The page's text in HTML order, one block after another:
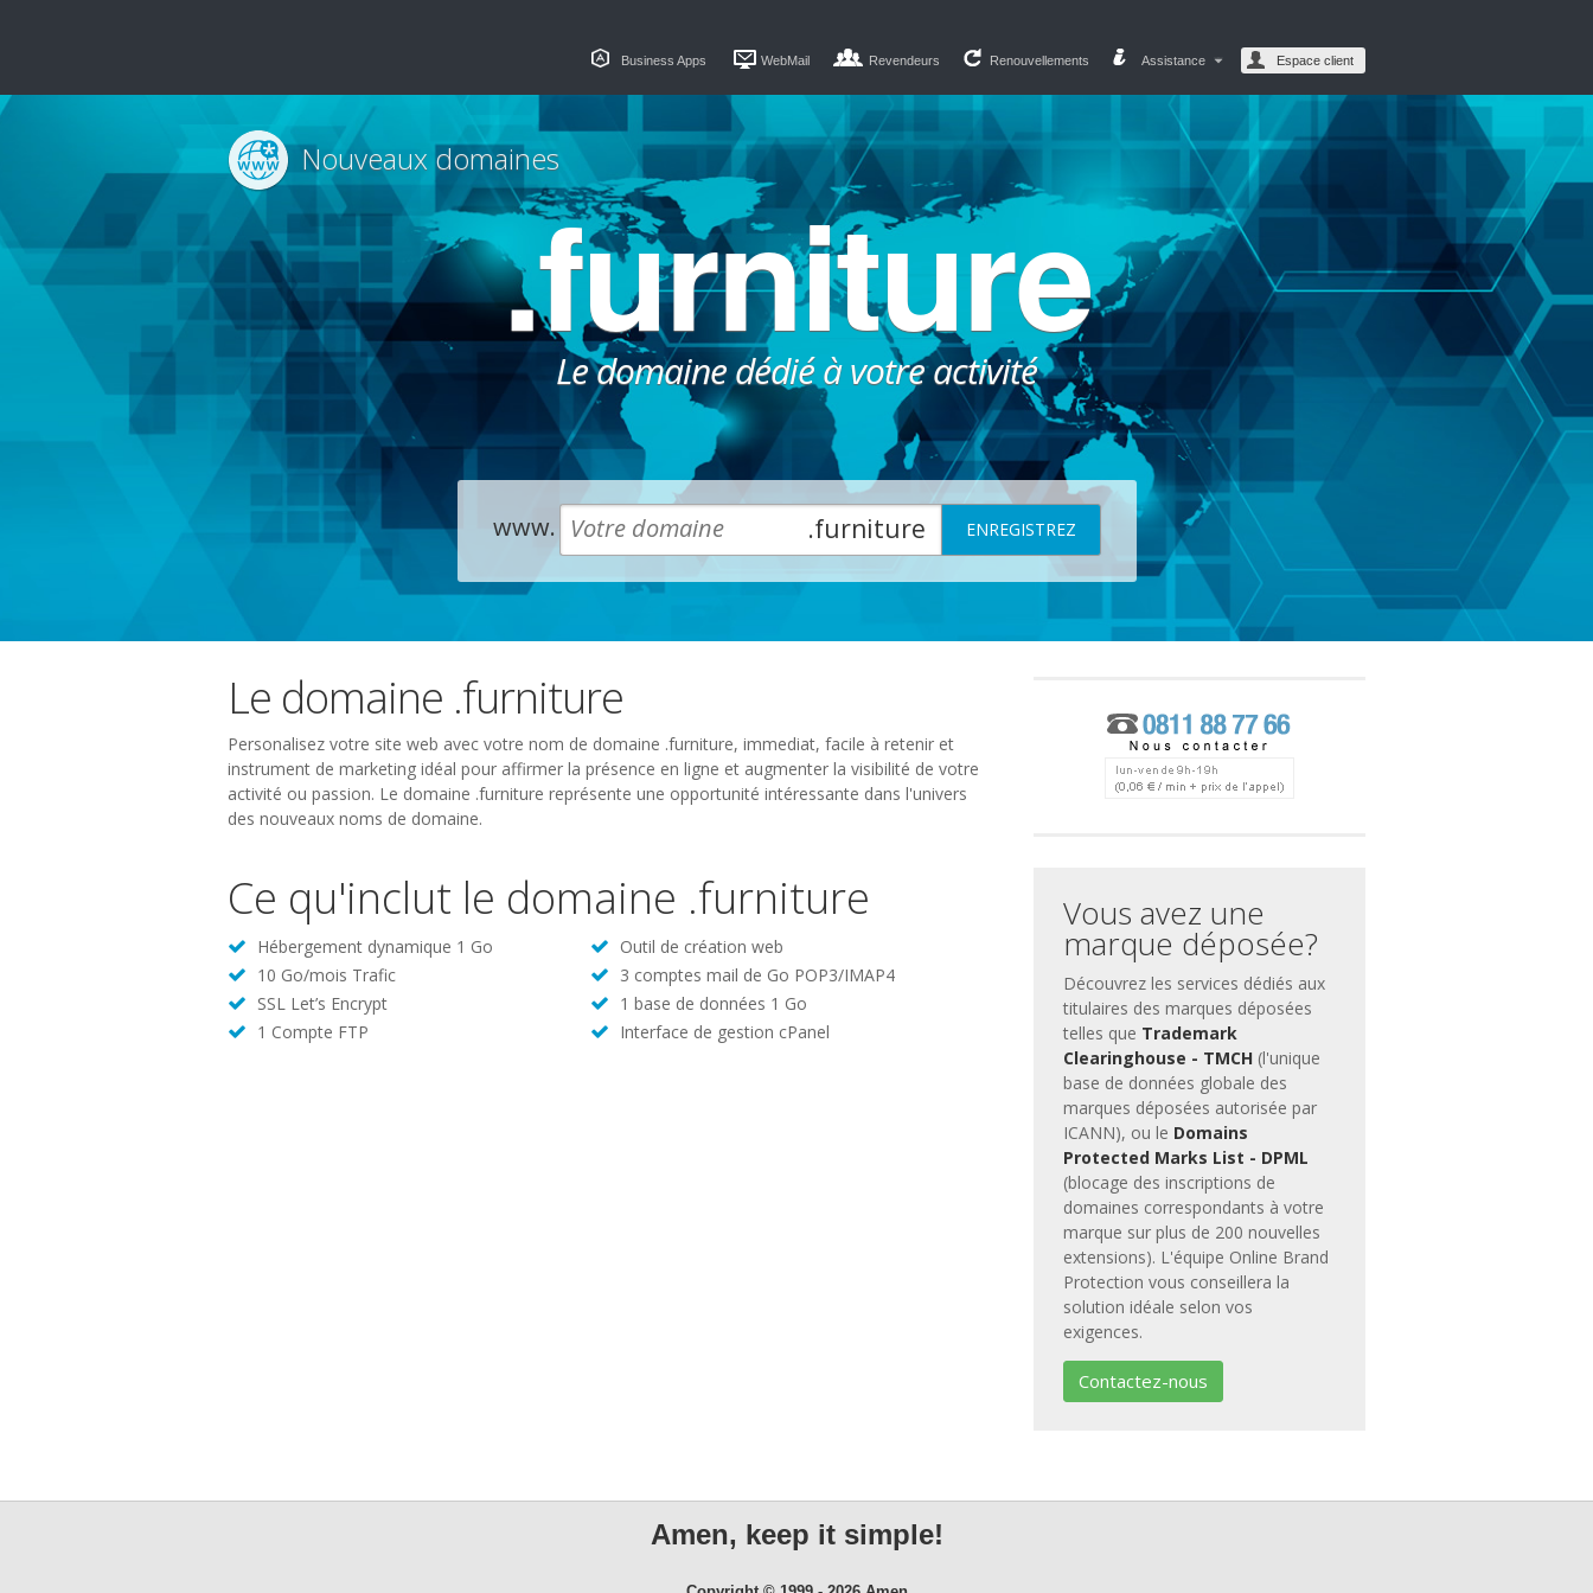
Business Apps WebMail Revendeurs Renouvellements Assistance Espace client
.furniture
Le domaine dédié à votre activité
Nouveaux domaines
www. .furniture
Le domaine .furniture
Personalisez votre site web avec votre nom de domaine .furniture, immediat, facile à retenir et
instrument de marketing idéal pour affirmer la présence en ligne et augmenter la visibilité de votre
activité ou passion. Le domaine .furniture représente une opportunité intéressante dans l'univers
des nouveaux noms de domaine.
Ce qu'inclut le domaine .furniture
Hébergement dynamique 1 Go
Outil de création web
10 Go/mois Trafic
3 comptes mail de Go POP3/IMAP4
SSL Let’s Encrypt
1 base de données 1 Go
1 Compte FTP
Interface de gestion cPanel
Vous avez une
marque déposée?
Découvrez les services dédiés aux
titulaires des marques déposées
telles que Trademark
Clearinghouse - TMCH (l'unique
base de données globale des
marques déposées autorisée par
ICANN), ou le Domains
Protected Marks List - DPML
(blocage des inscriptions de
domaines correspondants à votre
marque sur plus de 200 nouvelles
extensions). L'équipe Online Brand
Protection vous conseillera la
solution idéale selon vos
exigences.
Contactez-nous
Amen, keep it simple!